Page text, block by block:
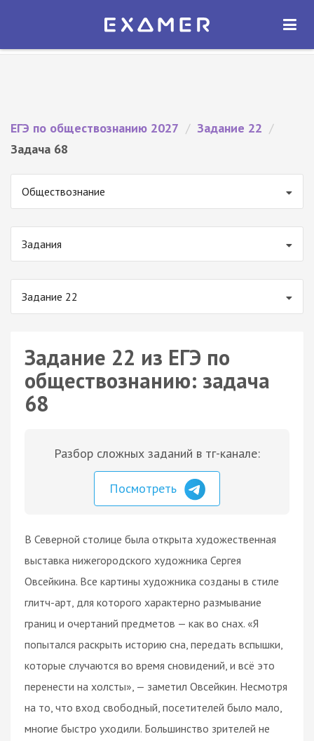
Экзамер — ЕГЭ 2027
ОТКРЫТЬ
ЕГЭ по обществознанию 2027 / Задание 22 /
Задача 68
Обществознание
Задания
Задание 22
Задание 22 из ЕГЭ по
обществознанию: задача
68
Разбор сложных заданий в тг-канале:
Посмотреть
В Северной столице была открыта художественная
выставка нижегородского художника Сергея
Овсейкина. Все картины художника созданы в стиле
глитч-арт, для которого характерно размывание
границ и очертаний предметов — как во снах. «Я
попытался раскрыть историю сна, передать вспышки,
которые случаются во время сновидений, и всё это
перенести на холсты», — заметил Овсейкин. Несмотря
на то, что вход свободный, посетителей было мало,
многие быстро уходили. Большинство зрителей не